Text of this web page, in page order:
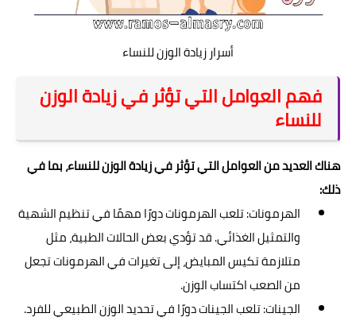
أسرار زيادة الوزن للنساء
فهم العوامل التي تؤثر في زيادة الوزن
للنساء
هناك العديد من العوامل التي تؤثر في زيادة الوزن للنساء، بما في
ذلك:
الهرمونات: تلعب الهرمونات دورًا مهمًا في تنظيم الشهية
والتمثيل الغذائي. قد تؤدي بعض الحالات الطبية، مثل
متلازمة تكيس المبايض، إلى تغيرات في الهرمونات تجعل
من الصعب اكتساب الوزن.
الجينات: تلعب الجينات دورًا في تحديد الوزن الطبيعي للفرد.